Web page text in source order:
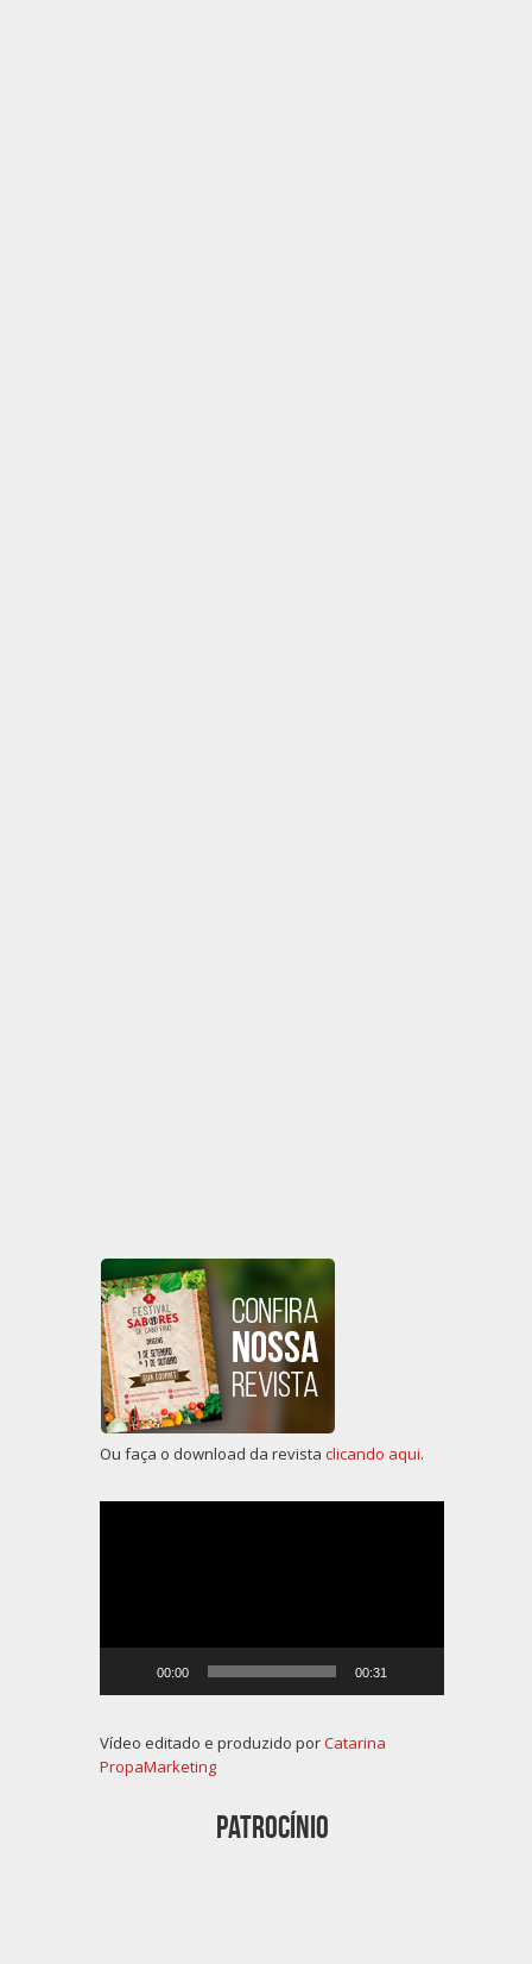
Ou faça o download da revista clicando aqui.
00:00 00:31
Vídeo editado e produzido porCatarina
PropaMarketing
Patrocínio